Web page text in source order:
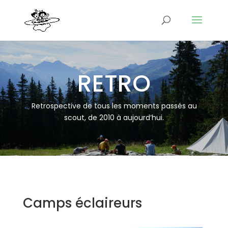
RETRO
Retrospective de tous les moments passés au
scout, de 2010 à aujourd’hui.
Camps éclaireurs